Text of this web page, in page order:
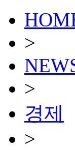
>
>
경제
>